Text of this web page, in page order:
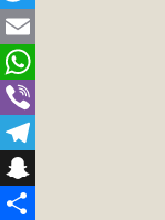
Twitter
Email
WhatsApp
Viber
Telegram
Snapchat